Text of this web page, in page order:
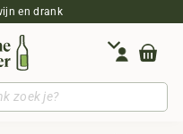
en drank